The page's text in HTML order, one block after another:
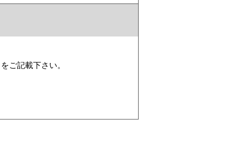
ご記載下さい。